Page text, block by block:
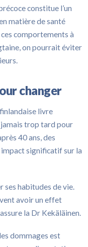
constitue l’un
matière de santé
comportements à
on pourrait éviter
changer
livre
jamais trop tard pour
40 ans, des
significatif sur la
ses habitudes de vie.
avoir un effet
la Dr Kekäläinen.
dommages est